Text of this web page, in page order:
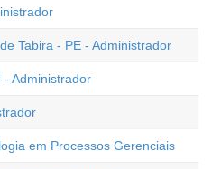
Tabira - PE - Administrador
- Administrador
em Processos Gerenciais